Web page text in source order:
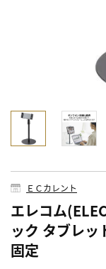
ＥＣカレント
エレコム
ック タブレッ
固定